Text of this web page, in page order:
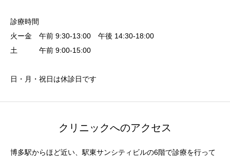
診療時間
火ー金 午前 9:30-13:00 午後 14:30-18:00
土 午前 9:00-15:00
日・月・祝日は休診日です
クリニックへのアクセス
博多駅からほど近い、駅東サンシティビルの6階で診療を行って